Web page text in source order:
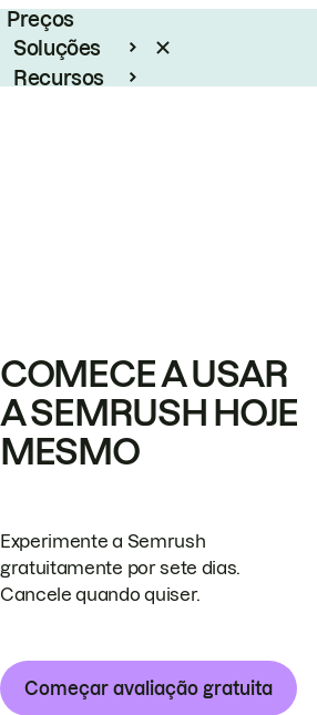
Preços
Soluções
Recursos
COMECE A USAR
A SEMRUSH HOJE
MESMO
Experimente a Semrush
gratuitamente por sete dias.
Cancele quando quiser.
Começar avaliação gratuita